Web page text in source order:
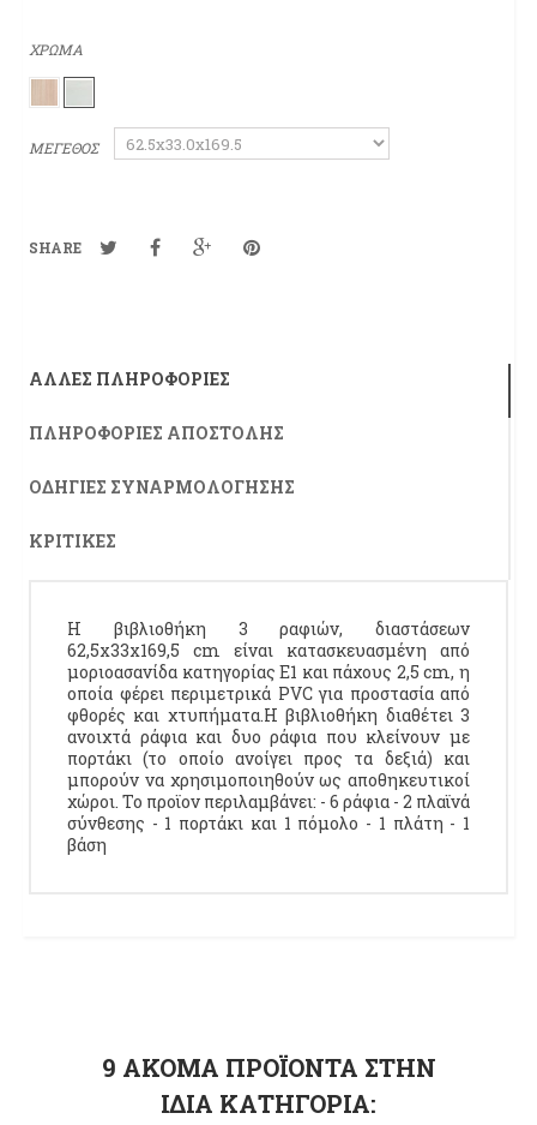
ΧΡΩΜΑ
ΜΕΓΕΘΟΣ
SHARE
ΆΛΛΕΣ ΠΛΗΡΟΦΟΡΊΕΣ
ΠΛΗΡΟΦΟΡΊΕΣ ΑΠΟΣΤΟΛΉΣ
ΟΔΗΓΊΕΣ ΣΥΝΑΡΜΟΛΌΓΗΣΗΣ
ΚΡΙΤΙΚΈΣ
Η βιβλιοθήκη 3 ραφιών, διαστάσεων
62,5x33x169,5 cm είναι κατασκευασμένη από
μοριοασανίδα κατηγορίας Ε1 και πάχους 2,5 cm, η
οποία φέρει περιμετρικά PVC για προστασία από
φθορές και χτυπήματα.Η βιβλιοθήκη διαθέτει 3
ανοιχτά ράφια και δυο ράφια που κλείνουν με
πορτάκι (το οποίο ανοίγει προς τα δεξιά) και
μπορούν να χρησιμοποιηθούν ως αποθηκευτικοί
χώροι. Το προϊον περιλαμβάνει: - 6 ράφια - 2 πλαϊνά
σύνθεσης - 1 πορτάκι και 1 πόμολο - 1 πλάτη - 1
βάση
9 ΑΚΌΜΑ ΠΡΟΪΌΝΤΑ ΣΤΗΝ
ΊΔΙΑ ΚΑΤΗΓΟΡΊΑ: